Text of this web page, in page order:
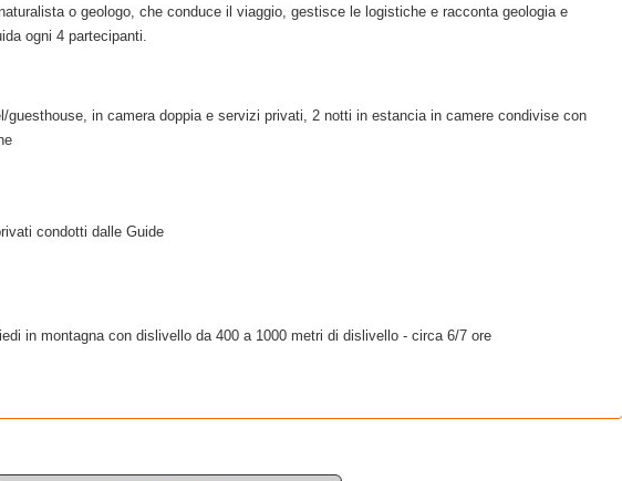
o geologo, che conduce il viaggio, gestisce le logistiche e racconta geologia e
ogni 4 partecipanti.
guesthouse, in camera doppia e servizi privati, 2 notti in estancia in camere condivise con
condotti dalle Guide
in montagna con dislivello da 400 a 1000 metri di dislivello - circa 6/7 ore